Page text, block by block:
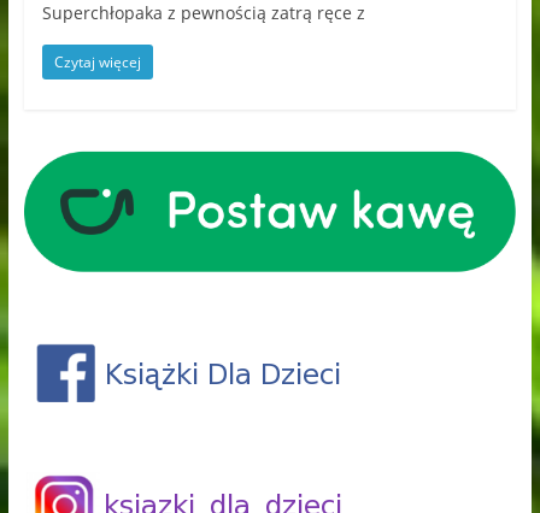
Superchłopaka z pewnością zatrą ręce z
Czytaj więcej